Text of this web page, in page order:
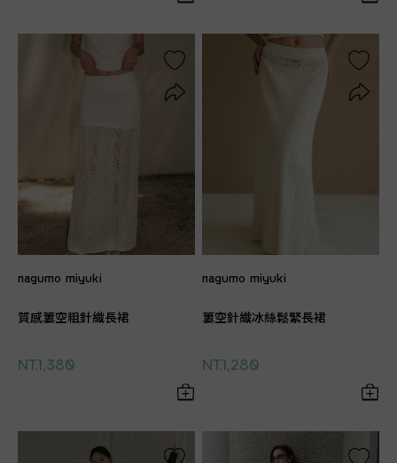
nagumo miyuki
質感簍空粗針織長裙
NT.1,380
nagumo miyuki
簍空針織冰絲鬆緊長裙
NT.1,280